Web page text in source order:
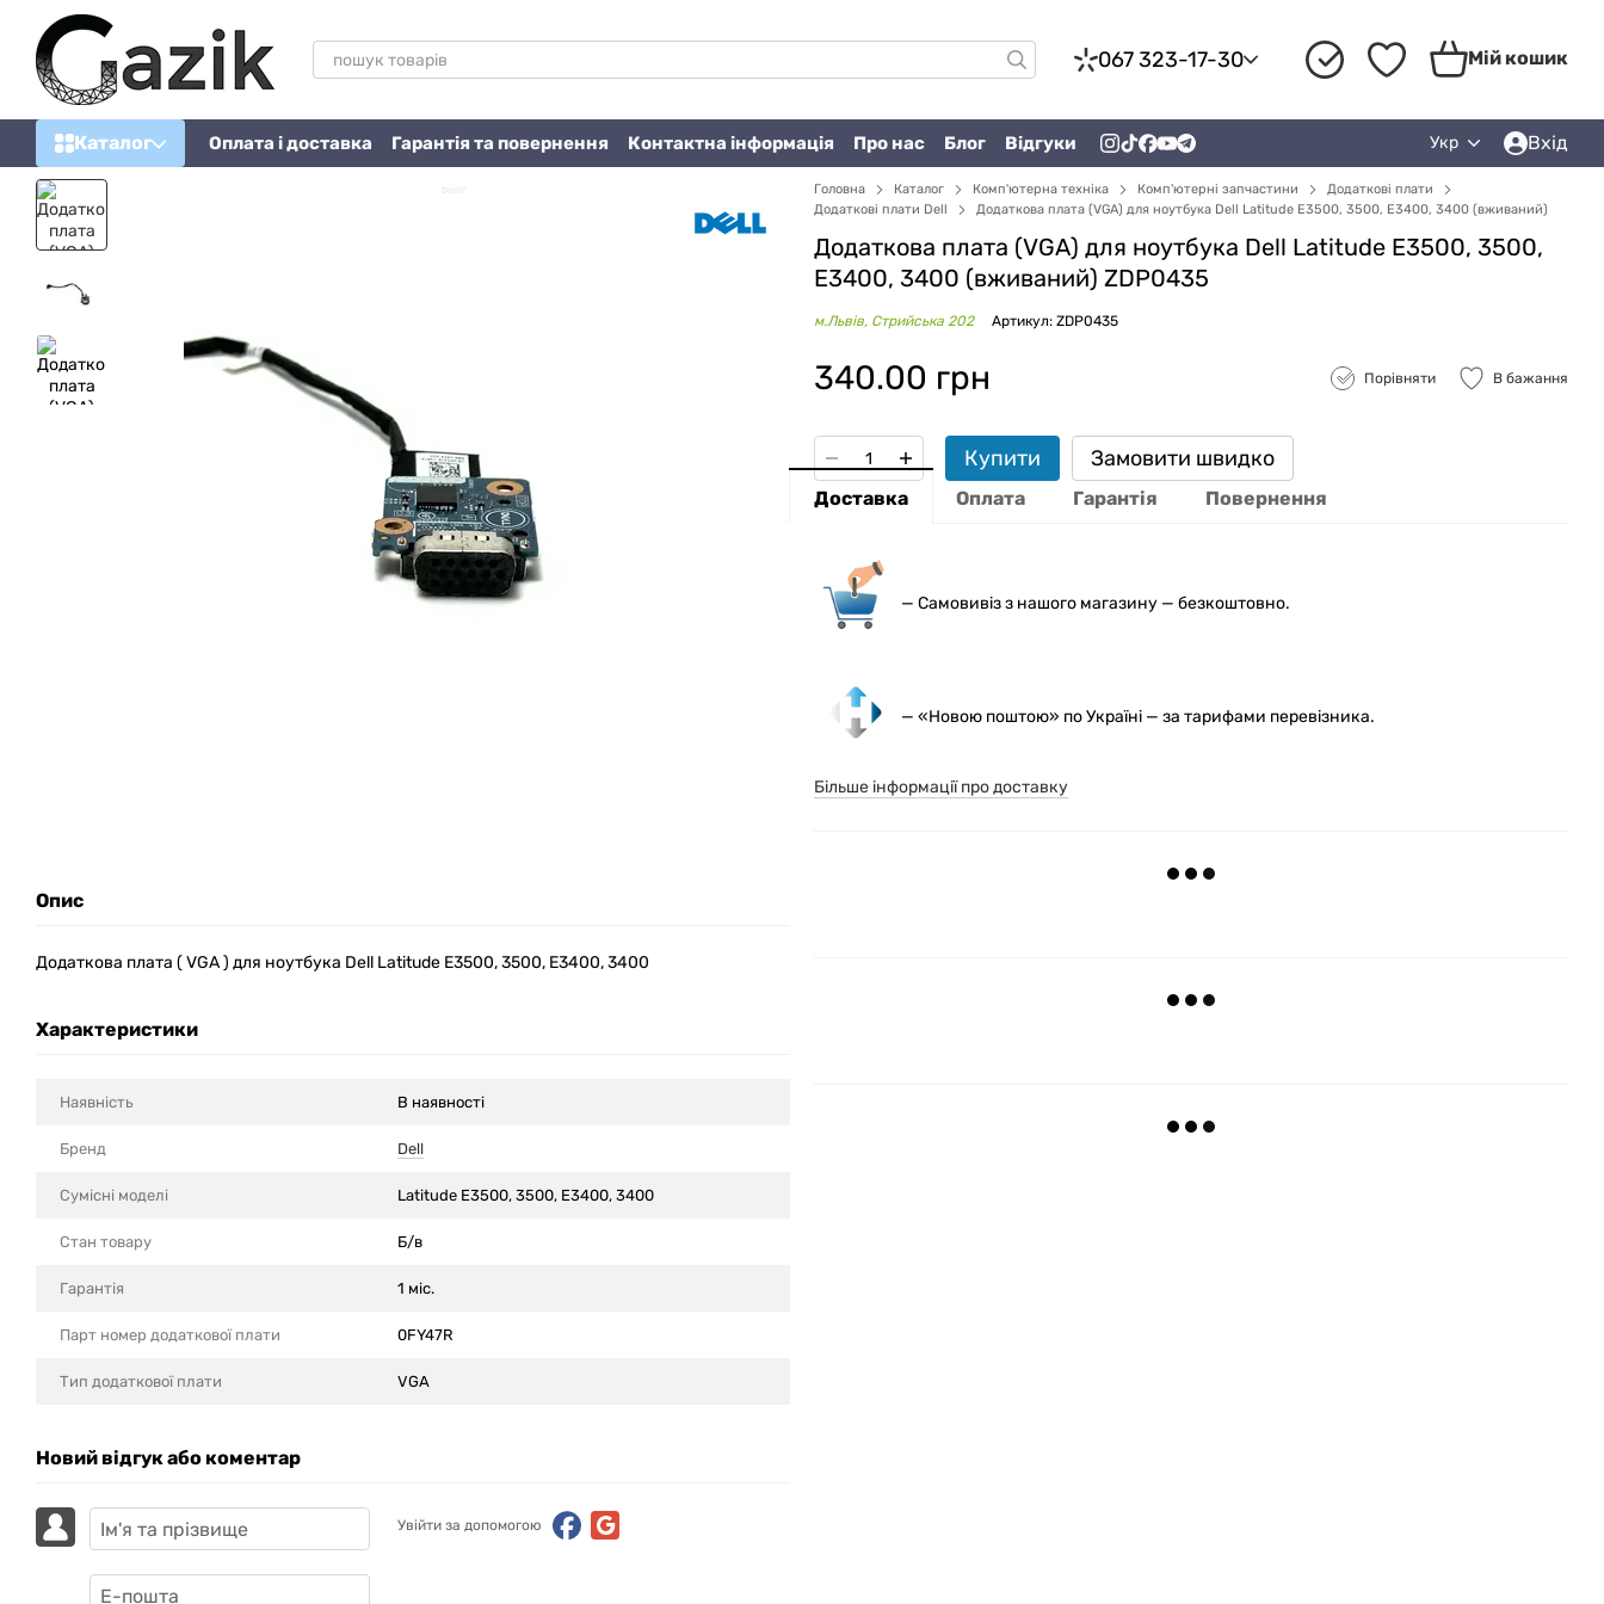
Перейти до основного контенту
067 323-17-30 Мій кошик
Каталог Оплата і доставка Гарантія та повернення Контактна інформація Про нас Блог Відгуки Укр Вхід
Опис
Додаткова плата ( VGA ) для ноутбука Dell Latitude E3500, 3500, E3400, 3400
Характеристики
Наявність В наявності
Бренд Dell
Сумісні моделi Latitude E3500, 3500, E3400, 3400
Стан товару Б/в
Гарантія 1 міс.
Парт номер додаткової плати 0FY47R
Тип додаткової плати VGA
Новий відгук або коментар
Увійти за допомогою
Головна Каталог Комп'ютерна техніка Комп'ютерні запчастини
Додаткові плати
Додаткові плати Dell
Додаткова плата (VGA) для ноутбука Dell Latitude E3500, 3500, E3400, 3400 (вживаний)
Додаткова плата (VGA) для ноутбука Dell Latitude E3500, 3500,
E3400, 3400 (вживаний) ZDP0435
м.Львів, Стрийська 202 Артикул: ZDP0435
340.00 грн Порівняти В бажання
Купити Замовити швидко
Доставка Оплата Гарантія Повернення
— Самовивіз з нашого магазину — безкоштовно.
— «Новою поштою» по Україні — за тарифами перевізника.
Більше інформації про доставку